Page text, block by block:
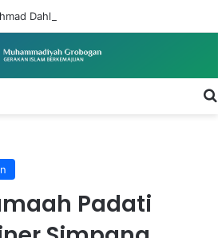
Padati